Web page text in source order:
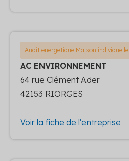
Audit energetique Maison individuelle
AC ENVIRONNEMENT
64 rue Clément Ader
42153 RIORGES
Voir la fiche de l'entreprise